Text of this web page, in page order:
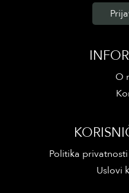
O
Politika
Uslovi